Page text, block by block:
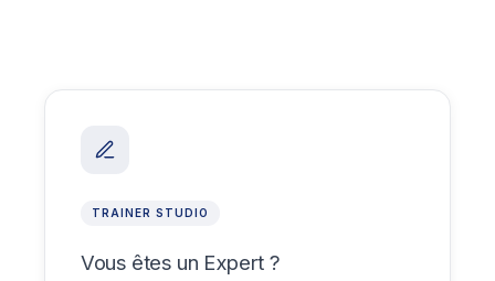
TRAINER STUDIO
Vous êtes un Expert ?